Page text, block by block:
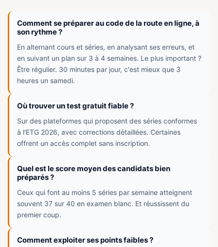
Comment se préparer au code de la route en ligne, à
son rythme ?
En alternant cours et séries, en analysant ses erreurs, et
en suivant un plan sur 3 à 4 semaines. Le plus important ?
Être régulier. 30 minutes par jour, c'est mieux que 3
heures un samedi.
Où trouver un test gratuit fiable ?
Sur des plateformes qui proposent des séries conformes
à l'ETG 2026, avec corrections détaillées. Certaines
offrent un accès complet sans inscription.
Quel est le score moyen des candidats bien
préparés ?
Ceux qui font au moins 5 séries par semaine atteignent
souvent 37 sur 40 en examen blanc. Et réussissent du
premier coup.
Comment exploiter ses points faibles ?